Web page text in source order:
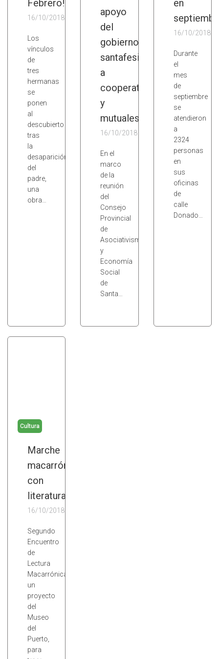
Febrero!
16/10/2018
Los
vínculos
de
tres
hermanas
se
ponen
al
descubierto
tras
la
desaparición
del
padre,
una
obra…
apoyo
del
gobierno
santafesino
a
cooperativas
y
mutuales
16/10/2018
En el
marco
de la
reunión
del
Consejo
Provincial
de
Asociativismo
y
Economía
Social
de
Santa…
en
16/10/2018
Durante
el
mes
de
septiembre
se
atendieron
a
2324
personas
en
sus
oficinas
de
calle
Donado…
Cultura
Marche
macarrón
con
literatura
16/10/2018
Segundo
Encuentro
de
Lectura
Macarrónica,
un
proyecto
del
Museo
del
Puerto,
para